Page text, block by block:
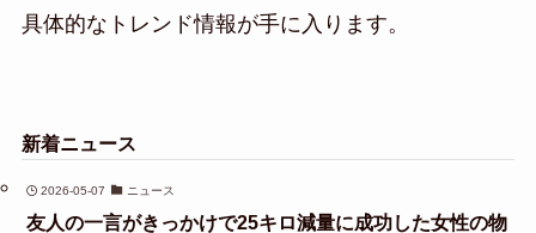
具体的なトレンド情報が手に入ります。
新着ニュース
2026-05-07 ニュース
友人の一言がきっかけで25キロ減量に成功した女性の物